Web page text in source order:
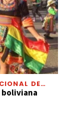
DE